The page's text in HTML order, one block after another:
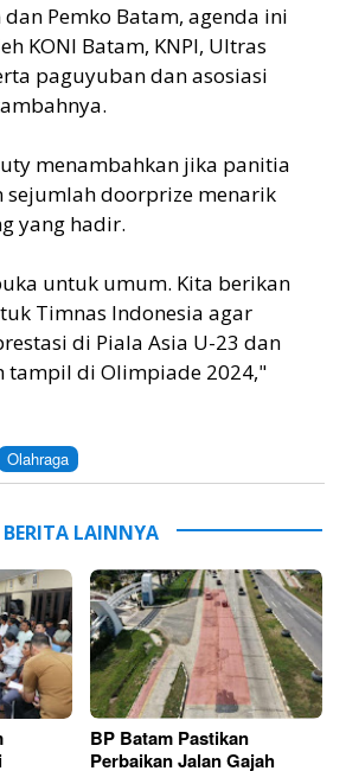
dan Pemko Batam, agenda ini
KONI Batam, KNPI, Ultras
paguyuban dan asosiasi
menambahkan jika panitia
sejumlah doorprize menarik
yang hadir.
untuk umum. Kita berikan
Timnas Indonesia agar
di Piala Asia U-23 dan
tampil di Olimpiade 2024,"
Olahraga
BERITA LAINNYA
BP Batam Pastikan
Perbaikan Jalan Gajah